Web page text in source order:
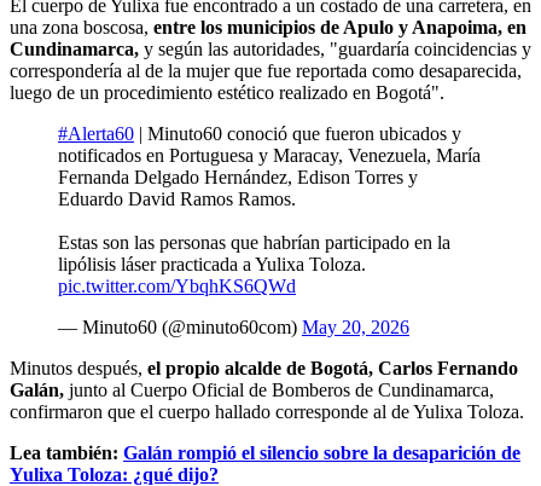
El cuerpo de Yulixa fue encontrado a un costado de una carretera, en
una zona boscosa, entre los municipios de Apulo y Anapoima, en
Cundinamarca, y según las autoridades, "guardaría coincidencias y
correspondería al de la mujer que fue reportada como desaparecida,
luego de un procedimiento estético realizado en Bogotá".
#Alerta60 | Minuto60 conoció que fueron ubicados y
notificados en Portuguesa y Maracay, Venezuela, María
Fernanda Delgado Hernández, Edison Torres y
Eduardo David Ramos Ramos.
Estas son las personas que habrían participado en la
lipólisis láser practicada a Yulixa Toloza.
pic.twitter.com/YbqhKS6QWd
— Minuto60 (@minuto60com) May 20, 2026
Minutos después, el propio alcalde de Bogotá, Carlos Fernando
Galán, junto al Cuerpo Oficial de Bomberos de Cundinamarca,
confirmaron que el cuerpo hallado corresponde al de Yulixa Toloza.
Lea también: Galán rompió el silencio sobre la desaparición de
Yulixa Toloza: ¿qué dijo?